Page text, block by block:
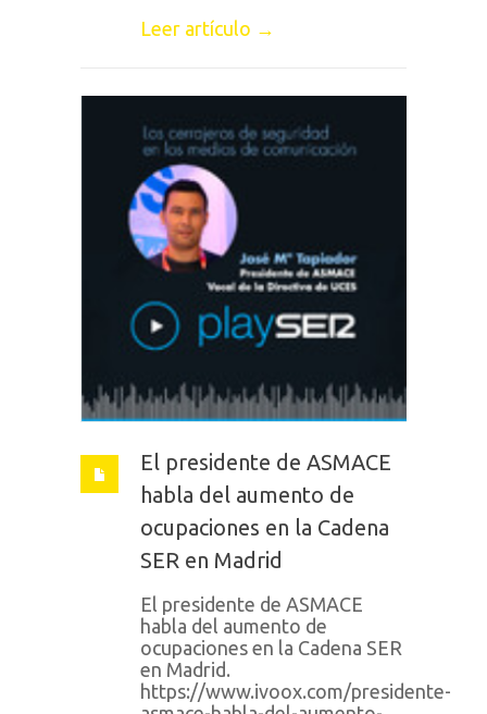
Leer artículo →
El presidente de ASMACE
habla del aumento de
ocupaciones en la Cadena
SER en Madrid
El presidente de ASMACE
habla del aumento de
ocupaciones en la Cadena SER
en Madrid.
https://www.ivoox.com/presidente-